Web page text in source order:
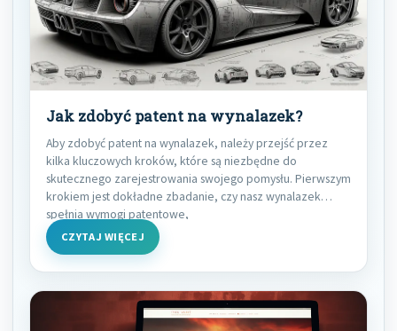
Jak zdobyć patent na wynalazek?
Aby zdobyć patent na wynalazek, należy przejść przez
kilka kluczowych kroków, które są niezbędne do
skutecznego zarejestrowania swojego pomysłu. Pierwszym
krokiem jest dokładne zbadanie, czy nasz wynalazek
spełnia wymogi patentowe,
CZYTAJ WIĘCEJ